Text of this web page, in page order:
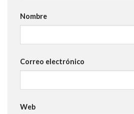
Nombre
Correo electrónico
Web